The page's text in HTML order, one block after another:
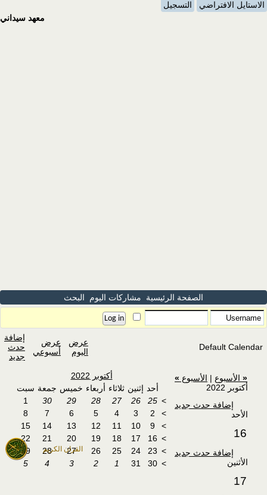
القران الكريم
الاستايل الافتراضي
التسجيل
معهد سيداني
الصفحة الرئيسية مشاركات اليوم البحث
Default Calendar
عرض
اليوم
عرض
أسبوعي
إضافة
حدث
جديد
« الأسبوع | الأسبوع »
أكتوبر 2022
إضافة حدث جديد
الأحد
16
إضافة حدث جديد
الأثنين
17
أكتوبر 2022
أحد إثنين ثلاثاء أربعاء خميس جمعة سبت
>
25
26
27
28
29
30
1
>
2
3
4
5
6
7
8
>
9
10
11
12
13
14
15
>
16
17
18
19
20
21
22
>
23
24
25
26
27
28
29
>
30
31
1
2
3
4
5